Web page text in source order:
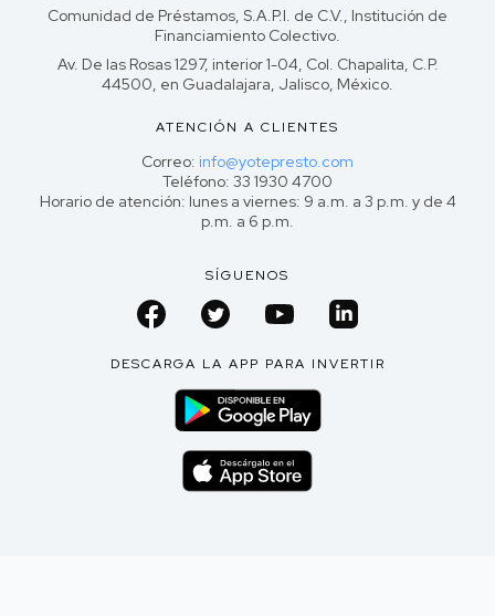
Comunidad de Préstamos, S.A.P.I. de C.V., Institución de
Financiamiento Colectivo.
Av. De las Rosas 1297, interior 1-04, Col. Chapalita, C.P.
44500, en Guadalajara, Jalisco, México.
ATENCIÓN A CLIENTES
Correo: info@yotepresto.com
Teléfono: 33 1930 4700
Horario de atención: lunes a viernes: 9 a.m. a 3 p.m. y de 4
p.m. a 6 p.m.
SÍGUENOS
DESCARGA LA APP PARA INVERTIR